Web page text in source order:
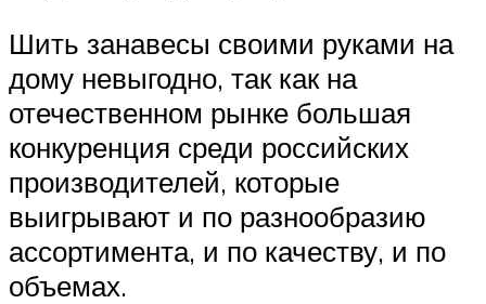
Шить занавесы своими руками на
дому невыгодно, так как на
отечественном рынке большая
конкуренция среди российских
производителей, которые
выигрывают и по разнообразию
ассортимента, и по качеству, и по
объемах.